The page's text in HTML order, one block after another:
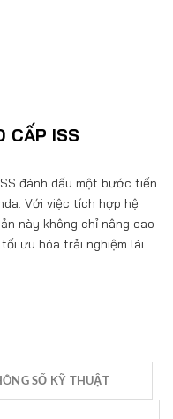
CẤP ISS
đánh dấu một bước tiến
Với việc tích hợp hệ
này không chỉ nâng cao
ưu hóa trải nghiệm lái
SỐ KỸ THUẬT